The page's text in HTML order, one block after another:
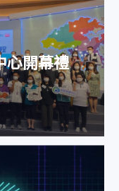
心開幕禮
心開幕禮